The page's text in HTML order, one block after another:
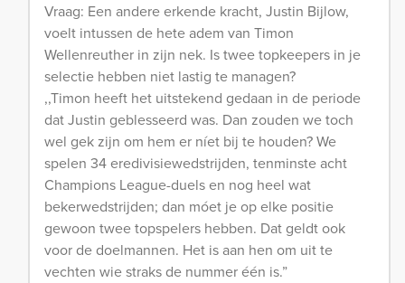
Vraag: Een andere erkende kracht, Justin Bijlow,
voelt intussen de hete adem van Timon
Wellenreuther in zijn nek. Is twee topkeepers in je
selectie hebben niet lastig te managen?
,,Timon heeft het uitstekend gedaan in de periode
dat Justin geblesseerd was. Dan zouden we toch
wel gek zijn om hem er níet bij te houden? We
spelen 34 eredivisiewedstrijden, tenminste acht
Champions League-duels en nog heel wat
bekerwedstrijden; dan móet je op elke positie
gewoon twee topspelers hebben. Dat geldt ook
voor de doelmannen. Het is aan hen om uit te
vechten wie straks de nummer één is.”